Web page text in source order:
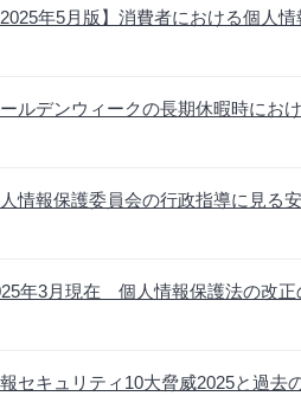
2025年5月版】消費者における個人
ルデンウィークの長期休暇時にお
情報保護委員会の行政指導に見る
年3月現在 個人情報保護法の改正
セキュリティ10大脅威2025と過去